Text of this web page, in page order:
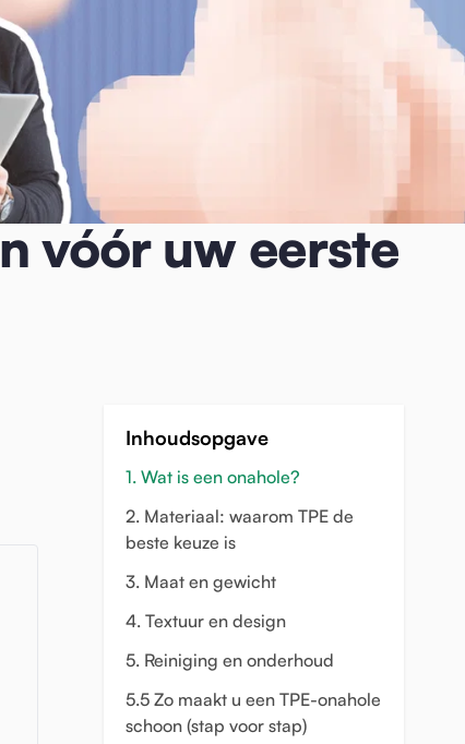
vóór uw eerste
Inhoudsopgave
1. Wat is een onahole?
2. Materiaal: waarom TPE de
beste keuze is
3. Maat en gewicht
4. Textuur en design
5. Reiniging en onderhoud
5.5 Zo maakt u een TPE-onahole
schoon (stap voor stap)